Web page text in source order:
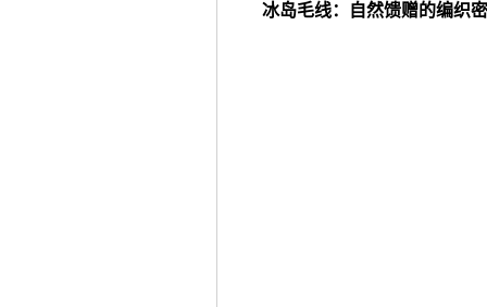
冰岛毛线：自然馈赠的编织